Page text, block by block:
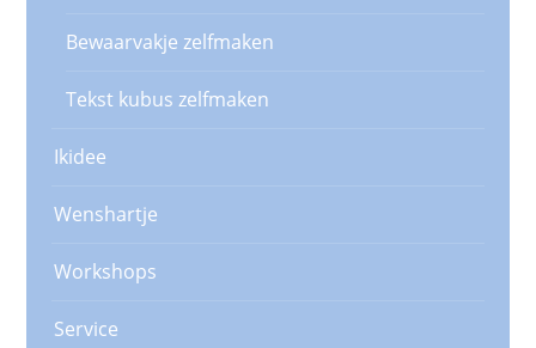
Bewaarvakje zelfmaken
Tekst kubus zelfmaken
Ikidee
Wenshartje
Workshops
Service